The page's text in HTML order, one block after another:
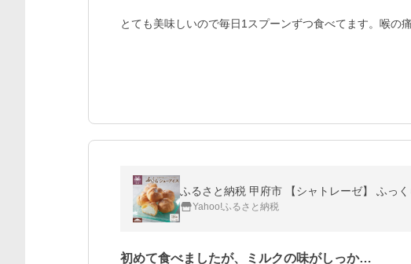
とても美味しいので毎日1スプーンずつ食べてます。喉の
ふるさと納税 甲府市 【シャトレーゼ】 ふっ
Yahoo!ふるさと納税
初めて食べましたが、ミルクの味がしっか…